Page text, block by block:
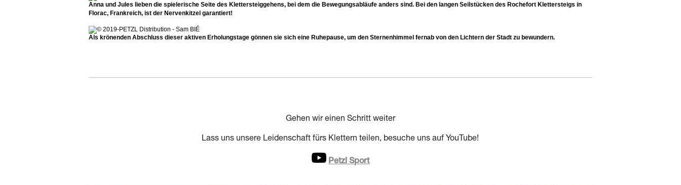
Anna und Jules lieben die spielerische Seite des Klettersteiggehens, bei dem die Bewegungsabläufe anders sind. Bei den langen Seilstücken des Rochefort Klettersteigs in
Florac, Frankreich, ist der Nervenkitzel garantiert!
Als krönenden Abschluss dieser aktiven Erholungstage gönnen sie sich eine Ruhepause, um den Sternenhimmel fernab von den Lichtern der Stadt zu bewundern.
Gehen wir einen Schritt weiter
Lass uns unsere Leidenschaft fürs Klettern teilen, besuche uns auf YouTube!
Petzl Sport